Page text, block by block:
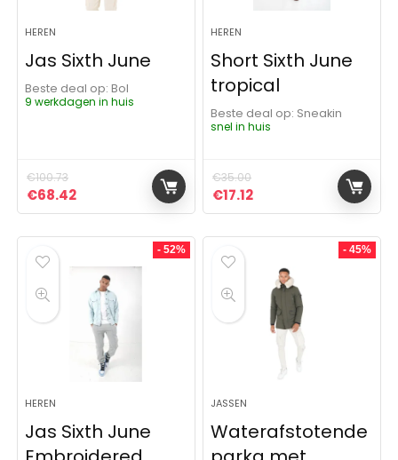
HEREN
Jas Sixth June
Beste deal op:
Bol
9 werkdagen in huis
€100.73
Oorspronkelijke prijs was: €100.73.
€68.42Huidige prijs is: €68.42.
HEREN
Short Sixth June
tropical
Beste deal op:
Sneakin
snel in huis
€35.00
Oorspronkelijke prijs
€17.12Huidige prijs is:
- 52%
HEREN
Jas Sixth June
- 45%
JASSEN
Waterafstotende